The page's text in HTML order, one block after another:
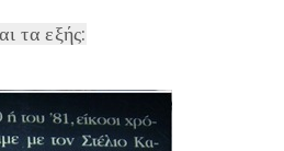
τα εξής: